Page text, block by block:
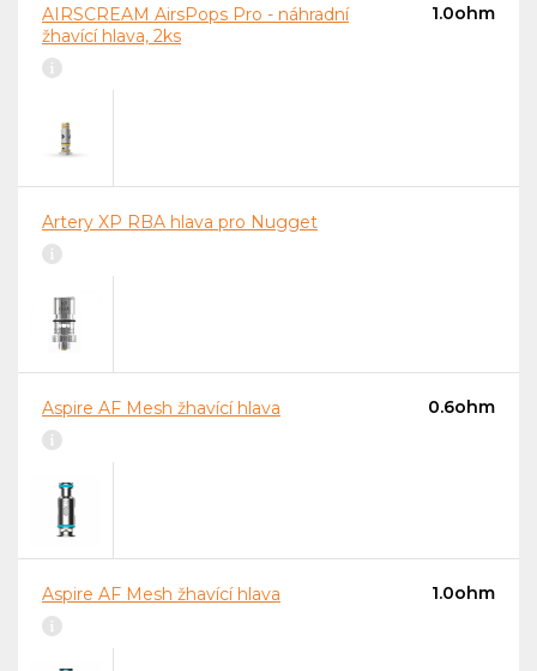
AIRSCREAM AirsPops Pro - náhradní
žhavící hlava, 2ks
1.0ohm
Artery XP RBA hlava pro Nugget
Aspire AF Mesh žhavící hlava 0.6ohm
Aspire AF Mesh žhavící hlava 1.0ohm